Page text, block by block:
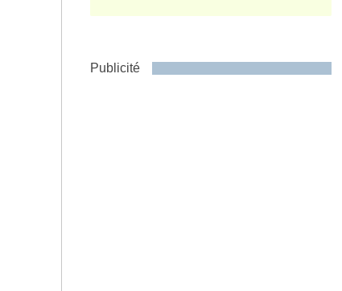
Publicité